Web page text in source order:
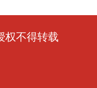
权不得转载